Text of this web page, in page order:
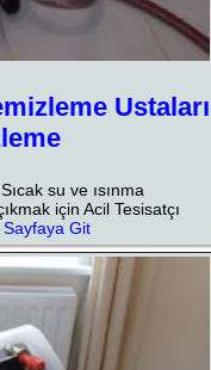
Ustaları
su ve ısınma
için Acil Tesisatçı
Sayfaya Git